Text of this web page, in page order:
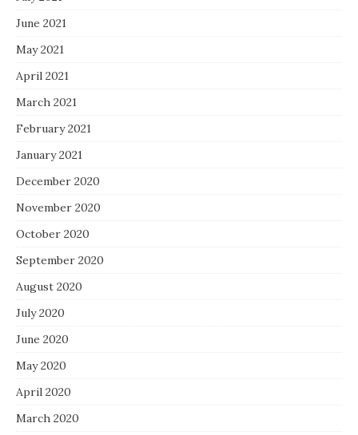
June 2021
May 2021
April 2021
March 2021
February 2021
January 2021
December 2020
November 2020
October 2020
September 2020
August 2020
July 2020
June 2020
May 2020
April 2020
March 2020